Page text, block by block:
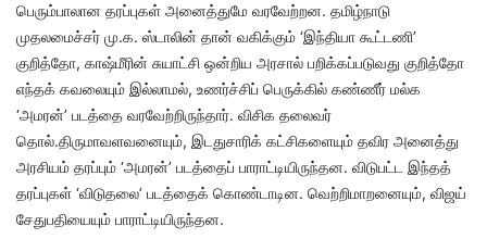
பெரும்பாலான தரப்புகள் அனைத்துமே வரவேற்றன. தமிழ்நாடு
முதலமைச்சர் மு.க. ஸ்டாலின் தான் வகிக்கும் ‘இந்தியா கூட்டணி’
குறித்தோ, காஷ்மீரின் சுயாட்சி ஒன்றிய அரசால் பறிக்கப்படுவது குறித்தோ
எந்தக் கவலையும் இல்லாமல், உணர்ச்சிப் பெருக்கில் கண்ணீர் மல்க
‘அமரன்’ படத்தை வரவேற்றிருந்தார். விசிக தலைவர்
தொல்.திருமாவளவனையும், இடதுசாரிக் கட்சிகளையும் தவிர அனைத்து
அரசியம் தரப்பும் ‘அமரன்’ படத்தைப் பாராட்டியிருந்தன. விடுபட்ட இந்தத்
தரப்புகள் ‘விடுதலை’ படத்தைக் கொண்டாடின. வெற்றிமாறனையும், விஜய்
சேதுபதியையும் பாராட்டியிருந்தன.